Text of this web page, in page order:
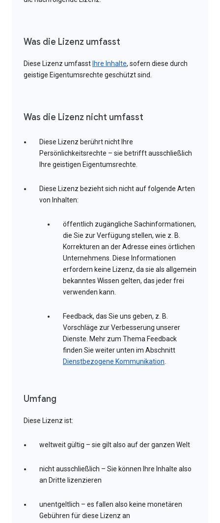
Was die Lizenz umfasst
Diese Lizenz umfasst Ihre Inhalte, sofern diese durch
geistige Eigentumsrechte geschützt sind.
Was die Lizenz nicht umfasst
Diese Lizenz berührt nicht Ihre
Persönlichkeitsrechte – sie betrifft ausschließlich
Ihre geistigen Eigentumsrechte.
Diese Lizenz bezieht sich nicht auf folgende Arten
von Inhalten:
öffentlich zugängliche Sachinformationen,
die Sie zur Verfügung stellen, wie z. B.
Korrekturen an der Adresse eines örtlichen
Unternehmens. Diese Informationen
erfordern keine Lizenz, da sie als allgemein
bekanntes Wissen gelten, das jeder frei
verwenden kann.
Feedback, das Sie uns geben, z. B.
Vorschläge zur Verbesserung unserer
Dienste. Mehr zum Thema Feedback
finden Sie weiter unten im Abschnitt
Dienstbezogene Kommunikation.
Umfang
Diese Lizenz ist:
weltweit gültig – sie gilt also auf der ganzen Welt
nicht ausschließlich – Sie können Ihre Inhalte also
an Dritte lizenzieren
unentgeltlich – es fallen also keine monetären
Gebühren für diese Lizenz an